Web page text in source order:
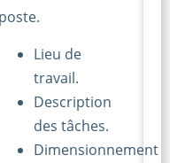
poste.
Lieu de
travail.
Description
des tâches.
Dimensionnement